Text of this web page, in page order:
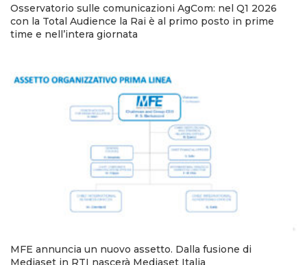
Osservatorio sulle comunicazioni AgCom: nel Q1 2026
con la Total Audience la Rai è al primo posto in prime
time e nell’intera giornata
MFE annuncia un nuovo assetto. Dalla fusione di